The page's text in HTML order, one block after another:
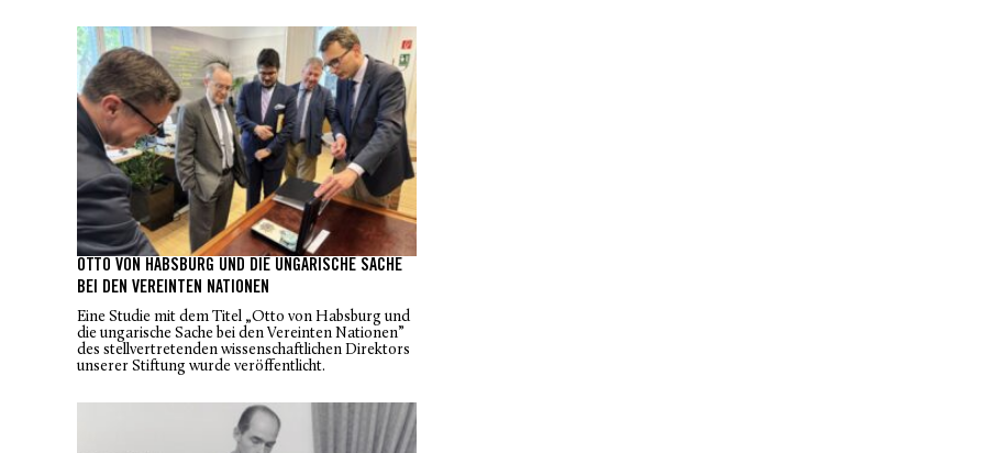
OTTO VON HABSBURG UND DIE UNGARISCHE SACHE
BEI DEN VEREINTEN NATIONEN
Eine Studie mit dem Titel „Otto von Habsburg und
die ungarische Sache bei den Vereinten Nationen”
des stellvertretenden wissenschaftlichen Direktors
unserer Stiftung wurde veröffentlicht.